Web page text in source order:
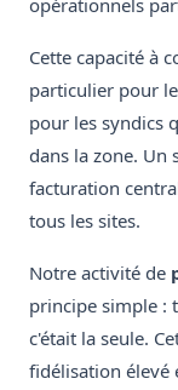
opérationnels
Cette capacité à
particulier pour
pour les syndics
dans la zone. Un
facturation
tous les sites.
Notre activité de
principe simple :
c'était la seule.
fidélisation élevé